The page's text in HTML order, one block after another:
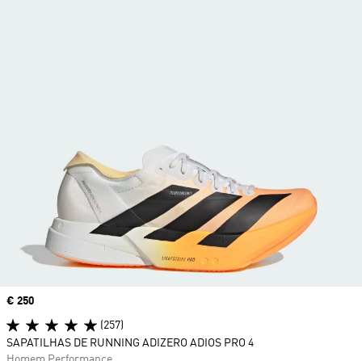
Price
€ 250
(257)
SAPATILHAS DE RUNNING ADIZERO ADIOS PRO 4